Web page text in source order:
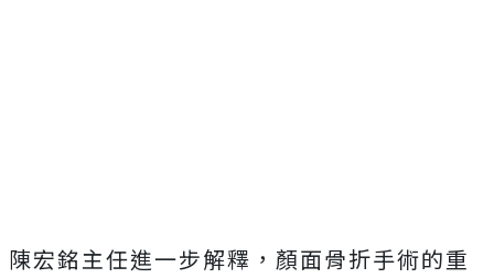
陳宏銘主任進一步解釋，顏面骨折手術的重